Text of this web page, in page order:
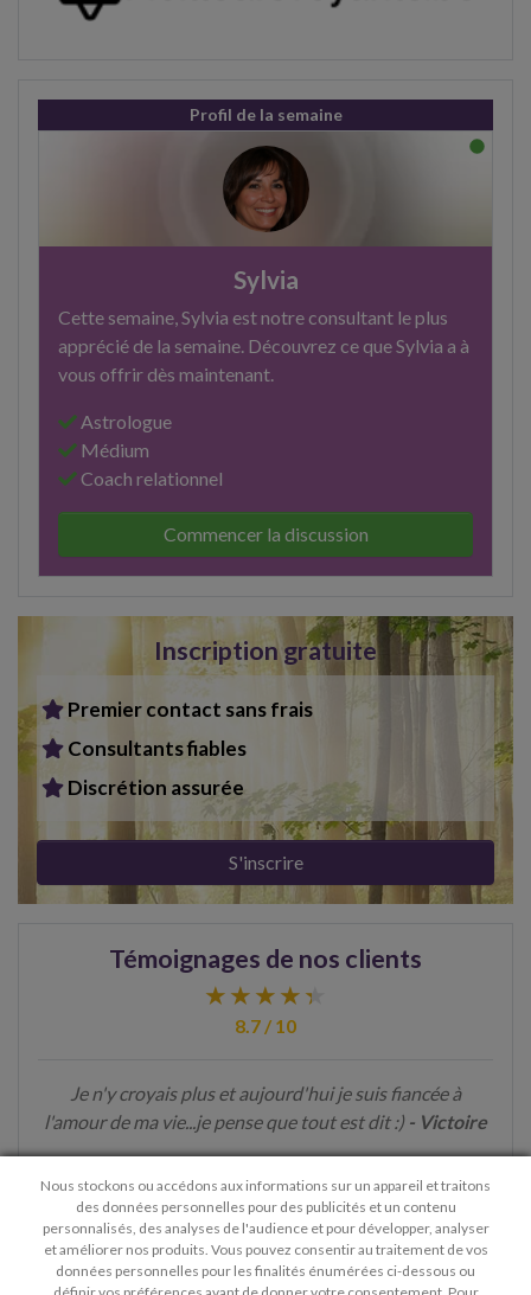
Profil de la semaine
Sylvia
Cette semaine, Sylvia est notre consultant le plus
apprécié de la semaine. Découvrez ce que Sylvia a à
vous offrir dès maintenant.
Astrologue
Médium
Coach relationnel
Commencer la discussion
Inscription gratuite
Premier contact sans frais
Consultants fiables
Discrétion assurée
S'inscrire
Témoignages de nos clients
8.7 / 10
Je n'y croyais plus et aujourd'hui je suis fiancée à
l'amour de ma vie...je pense que tout est dit :) - Victoire
Nous stockons ou accédons aux informations sur un appareil et traitons
des données personnelles pour des publicités et un contenu
personnalisés, des analyses de l'audience et pour développer, analyser
et améliorer nos produits. Vous pouvez consentir au traitement de vos
données personnelles pour les finalités énumérées ci-dessous ou